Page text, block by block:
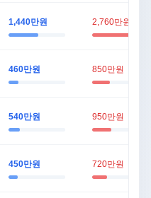
1,440만원 2,760만원
460만원 850만원
540만원 950만원
450만원 720만원